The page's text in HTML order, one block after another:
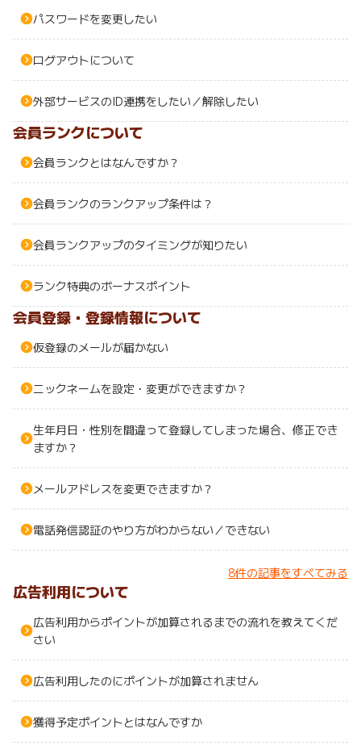
パスワードを変更したい
ログアウトについて
外部サービスのID連携をしたい／解除したい
会員ランクについて
会員ランクとはなんですか？
会員ランクのランクアップ条件は？
会員ランクアップのタイミングが知りたい
ランク特典のボーナスポイント
会員登録・登録情報について
仮登録のメールが届かない
ニックネームを設定・変更ができますか？
生年月日・性別を間違って登録してしまった場合、修正でき
ますか？
メールアドレスを変更できますか？
電話発信認証のやり方がわからない／できない
8件の記事をすべてみる
広告利用について
広告利用からポイントが加算されるまでの流れを教えてくだ
さい
広告利用したのにポイントが加算されません
獲得予定ポイントとはなんですか